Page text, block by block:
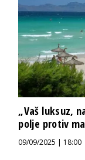
„Vaš luksuz,
polje protiv
09/09/2025 | 18:00